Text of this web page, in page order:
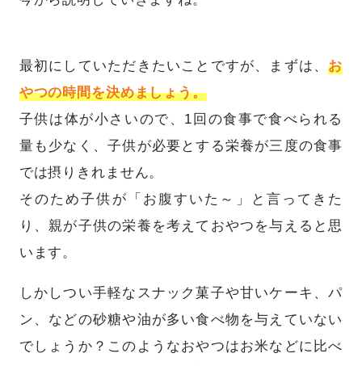
最初にしていただきたいことですが、まずは、お
やつの時間を決めましょう。
子供は体が小さいので、1回の食事で食べられる
量も少なく、子供が必要とする栄養が三度の食事
では摂りきれません。
そのため子供が「お腹すいた～」と言ってきた
り、親が子供の栄養を考えておやつを与えると思
います。
しかしつい手軽なスナック菓子や甘いケーキ、パ
ン、などの砂糖や油が多い食べ物を与えていない
でしょうか？このようなおやつはお米などに比べ